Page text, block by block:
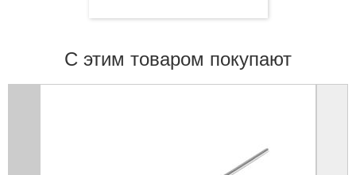
С этим товаром покупают